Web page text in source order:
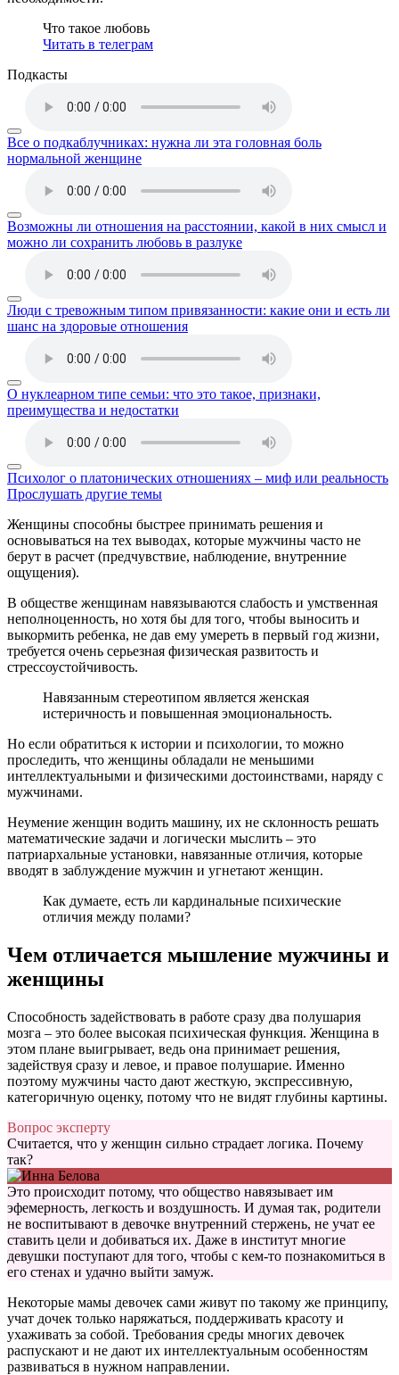
Что такое любовь
Читать в телеграм
Подкасты
Все о подкаблучниках: нужна ли эта головная боль
нормальной женщине
Возможны ли отношения на расстоянии, какой в них смысл и
можно ли сохранить любовь в разлуке
Люди с тревожным типом привязанности: какие они и есть ли
шанс на здоровые отношения
О нуклеарном типе семьи: что это такое, признаки,
преимущества и недостатки
Психолог о платонических отношениях – миф или реальность
Прослушать другие темы
Женщины способны быстрее принимать решения и
основываться на тех выводах, которые мужчины часто не
берут в расчет (предчувствие, наблюдение, внутренние
ощущения).
В обществе женщинам навязываются слабость и умственная
неполноценность, но хотя бы для того, чтобы выносить и
выкормить ребенка, не дав ему умереть в первый год жизни,
требуется очень серьезная физическая развитость и
стрессоустойчивость.
Навязанным стереотипом является женская
истеричность и повышенная эмоциональность.
Но если обратиться к истории и психологии, то можно
проследить, что женщины обладали не меньшими
интеллектуальными и физическими достоинствами, наряду с
мужчинами.
Неумение женщин водить машину, их не склонность решать
математические задачи и логически мыслить – это
патриархальные установки, навязанные отличия, которые
вводят в заблуждение мужчин и угнетают женщин.
Как думаете, есть ли кардинальные психические
отличия между полами?
Чем отличается мышление мужчины и
женщины
Способность задействовать в работе сразу два полушария
мозга – это более высокая психическая функция. Женщина в
этом плане выигрывает, ведь она принимает решения,
задействуя сразу и левое, и правое полушарие. Именно
поэтому мужчины часто дают жесткую, экспрессивную,
категоричную оценку, потому что не видят глубины картины.
Вопрос эксперту
Считается, что у женщин сильно страдает логика. Почему
так?
Это происходит потому, что общество навязывает им
эфемерность, легкость и воздушность. И думая так, родители
не воспитывают в девочке внутренний стержень, не учат ее
ставить цели и добиваться их. Даже в институт многие
девушки поступают для того, чтобы с кем-то познакомиться в
его стенах и удачно выйти замуж.
Некоторые мамы девочек сами живут по такому же принципу,
учат дочек только наряжаться, поддерживать красоту и
ухаживать за собой. Требования среды многих девочек
распускают и не дают их интеллектуальным особенностям
развиваться в нужном направлении.